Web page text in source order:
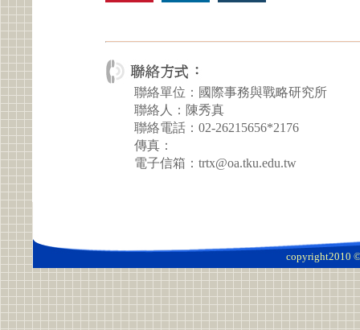
聯絡單位：國際事務與戰略研究所
聯絡人：陳秀真
聯絡電話：02-26215656*2176
傳真：
電子信箱：trtx@oa.tku.edu.tw
copyright2010